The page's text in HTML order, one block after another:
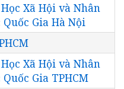
Xã Hội và Nhân
Gia Hà Nội
Xã Hội và Nhân
Gia TPHCM